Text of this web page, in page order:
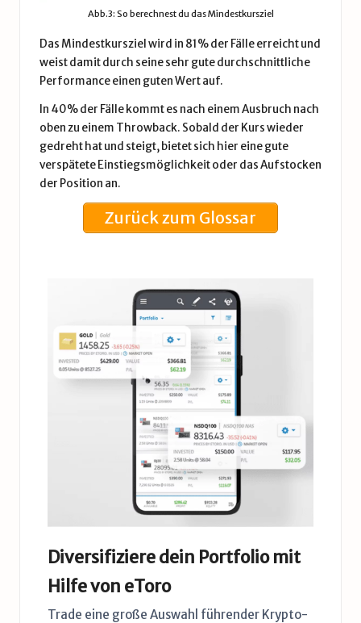
Abb.3: So berechnest du das Mindestkursziel
Das Mindestkursziel wird in 81% der Fälle erreicht und
weist damit durch seine sehr gute durchschnittliche
Performance einen guten Wert auf.
In 40% der Fälle kommt es nach einem Ausbruch nach
oben zu einem Throwback. Sobald der Kurs wieder
gedreht hat und steigt, bietet sich hier eine gute
verspätete Einstiegsmöglichkeit oder das Aufstocken
der Position an.
Zurück zum Glossar
Diversifiziere dein Portfolio mit
Hilfe von eToro
Trade eine große Auswahl führender Krypto-